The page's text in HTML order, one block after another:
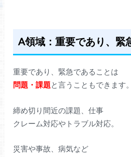
A領域：重要であり、緊
重要であり、緊急であることは
問題・課題と言うこともできます。
締め切り間近の課題、仕事
クレーム対応やトラブル対応。
災害や事故、病気など